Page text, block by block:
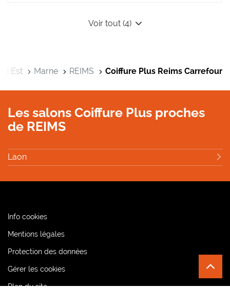
Voir tout (4)
Est Marne REIMS Coiffure Plus Reims Carrefour
Les salons Coiffure Plus proches
de REIMS
Laon
Info cookies(ouvre
une
fenêtre)
Mentions légales(ouvre
une
fenêtre)
Protection des données(ouvre
Gérer les cookies
Plan du site